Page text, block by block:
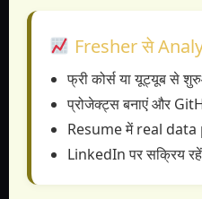
Fresher से
फ्री कोर्स या यूट्यूब से
प्रोजेक्ट्स बनाएं और
Resume में real
LinkedIn पर सक्रिय